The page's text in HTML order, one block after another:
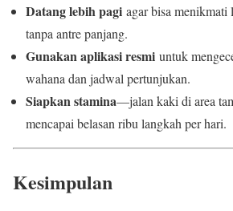
Datang lebih pagi agar bisa menikmati
tanpa antre panjang.
Gunakan aplikasi resmi untuk
wahana dan jadwal pertunjukan.
Siapkan stamina—jalan kaki di area
mencapai belasan ribu langkah per hari.
Kesimpulan